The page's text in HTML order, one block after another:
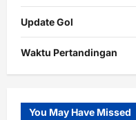
Update Gol
Waktu Pertandingan
Slot
Gacor
You May Have Missed